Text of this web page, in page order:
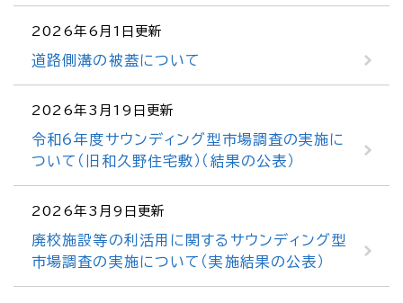
2026年6月1日更新
道路側溝の被蓋について
2026年3月19日更新
令和6年度サウンディング型市場調査の実施に
ついて（旧和久野住宅敷）（結果の公表）
2026年3月9日更新
廃校施設等の利活用に関するサウンディング型
市場調査の実施について（実施結果の公表）